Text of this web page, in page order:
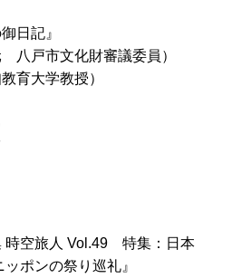
日記』
八戸市文化財審議委員）
育大学教授）
時空旅人 Vol.49 特集：日本
ポンの祭り巡礼』